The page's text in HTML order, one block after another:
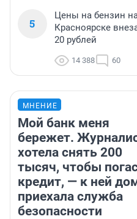
5
Цены на бензин
Красноярске
20 рублей
14 388 60
МНЕНИЕ
Мой банк меня
бережет.
хотела снять 200
тысяч, чтобы
кредит, — к ней
приехала служба
безопасности